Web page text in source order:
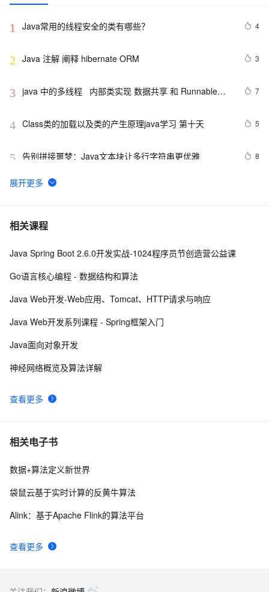
1 Java常用的线程安全的类有哪些？ 4
2 Java 注解 阐释 hibernate ORM 3
3 java 中的多线程   内部类实现 数据共享 和 Runnable实
7
4 Class类的加载以及类的产生原理java学习 第十天 5
5 8
6 【JavaWeb】一文搞懂Java过滤器与拦截器的区别
7 Java编程中容易忽略的细节总结
8 方块人 Java并发——volatile关键字
息  --java1.8Group by    ---map迭代  --  设置单元格高度
10Eclipse+Jboss报java.lang.OutOfMemoryError：
相关课程
查看更多
Java Spring Boot 2.6.0开发实战-1024程序员节创造营公益课
Go语言核心编程 - 数据结构和算法
Java Web开发-Web应用、Tomcat、HTTP请求与响应
Java Web开发系列课程 - Spring框架入门
Java面向对象开发
神经网络概览及算法详解
相关电子书
查看更多
数据+算法定义新世界
袋鼠云基于实时计算的反黄牛算法
Alink：基于Apache Flink的算法平台